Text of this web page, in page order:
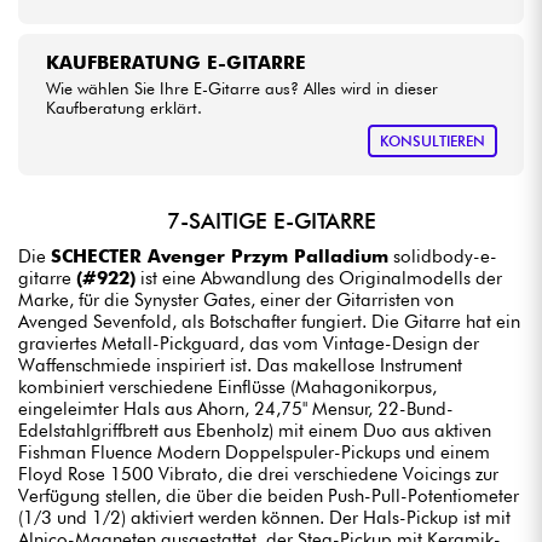
KAUFBERATUNG E-GITARRE
Wie wählen Sie Ihre E-Gitarre aus? Alles wird in dieser
Kaufberatung erklärt.
KONSULTIEREN
7-SAITIGE E-GITARRE
Die SCHECTER Avenger Przym Palladium solidbody-e-
gitarre (#922) ist eine Abwandlung des Originalmodells der
Marke, für die Synyster Gates, einer der Gitarristen von
Avenged Sevenfold, als Botschafter fungiert. Die Gitarre hat ein
graviertes Metall-Pickguard, das vom Vintage-Design der
Waffenschmiede inspiriert ist. Das makellose Instrument
kombiniert verschiedene Einflüsse (Mahagonikorpus,
eingeleimter Hals aus Ahorn, 24,75" Mensur, 22-Bund-
Edelstahlgriffbrett aus Ebenholz) mit einem Duo aus aktiven
Fishman Fluence Modern Doppelspuler-Pickups und einem
Floyd Rose 1500 Vibrato, die drei verschiedene Voicings zur
Verfügung stellen, die über die beiden Push-Pull-Potentiometer
(1/3 und 1/2) aktiviert werden können. Der Hals-Pickup ist mit